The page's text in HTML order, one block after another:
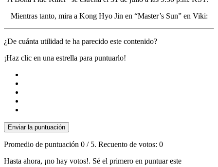
Mientras tanto, mira a Kong Hyo Jin en “Master’s Sun” en Viki:
¿De cuánta utilidad te ha parecido este contenido?
¡Haz clic en una estrella para puntuarlo!
Enviar la puntuación
Promedio de puntuación 0 / 5. Recuento de votos: 0
Hasta ahora, ¡no hay votos!. Sé el primero en puntuar este